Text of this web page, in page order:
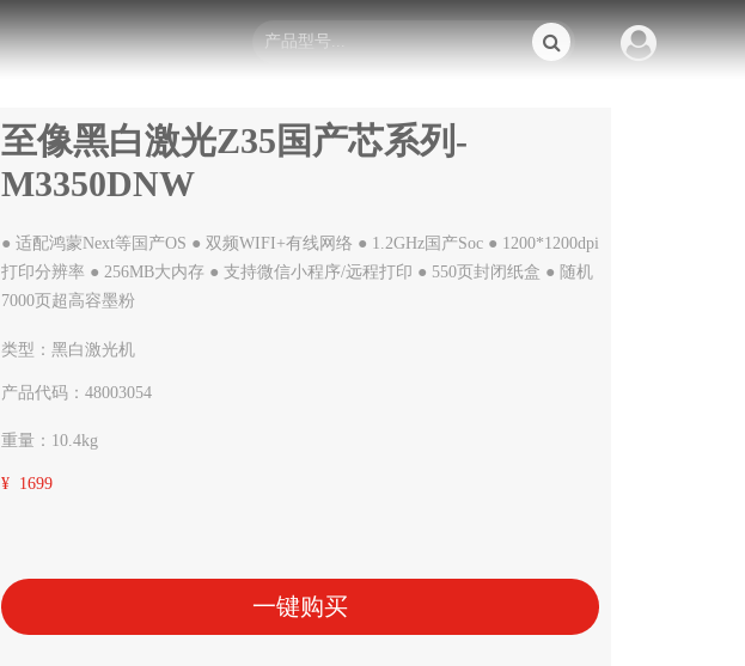
至像黑白激光Z35国产芯系列-
M3350DNW
● 适配鸿蒙Next等国产OS ● 双频WIFI+有线网络 ● 1.2GHz国产Soc ● 1200*1200dpi
打印分辨率 ● 256MB大内存 ● 支持微信小程序/远程打印 ● 550页封闭纸盒 ● 随机
7000页超高容墨粉
类型：黑白激光机
产品代码：48003054
重量：10.4kg
¥ 1699
一键购买